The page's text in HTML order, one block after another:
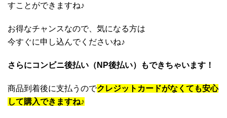
すことができますね♪
お得なチャンスなので、気になる方は
今すぐに申し込んでくださいね♪
さらにコンビニ後払い（NP後払い）もできちゃいます！
商品到着後に支払うのでクレジットカードがなくても安心
して購入できますね♪